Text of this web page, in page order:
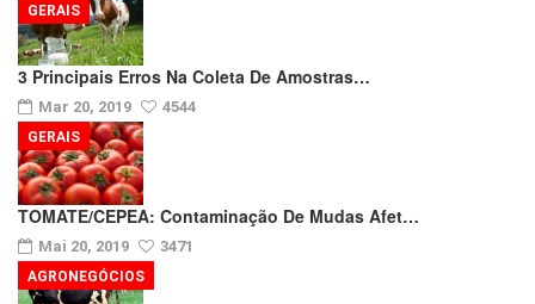
3 Principais Erros Na Coleta De Amostras…
Mar 20, 2019 4544
GERAIS
TOMATE/CEPEA: Contaminação De Mudas Afet…
Mai 20, 2019 3471
GERAIS
AGRONEGÓCIOS